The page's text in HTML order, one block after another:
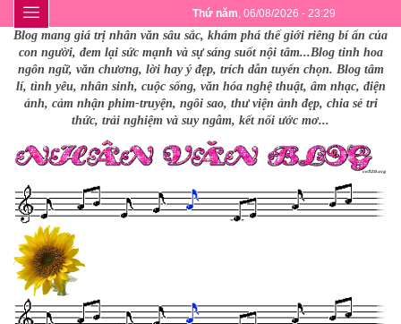
Thứ năm, 06/08/2026 - 23:29
Blog mang giá trị nhân văn sâu sắc, khám phá thế giới riêng bí ẩn của
con người, đem lại sức mạnh và sự sáng suốt nội tâm...Blog tinh hoa
ngôn ngữ, văn chương, lời hay ý đẹp, trích dẫn tuyển chọn. Blog tâm
lí, tình yêu, nhân sinh, cuộc sống, văn hóa nghệ thuật, âm nhạc, điện
ảnh, cảm nhận phim-truyện, ngôi sao, thư viện ảnh đẹp, chia sẻ tri
thức, trải nghiệm và suy ngẫm, kết nối ước mơ...